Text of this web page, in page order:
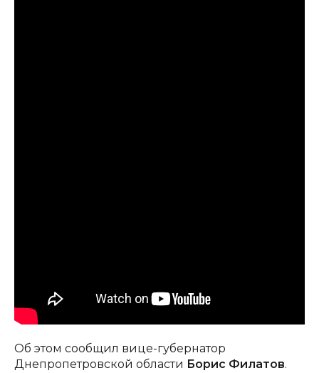
Об этом сообщил вице-губернатор
Днепропетровской области Борис Филатов.